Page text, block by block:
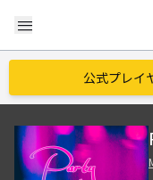
menu
公式プレイ